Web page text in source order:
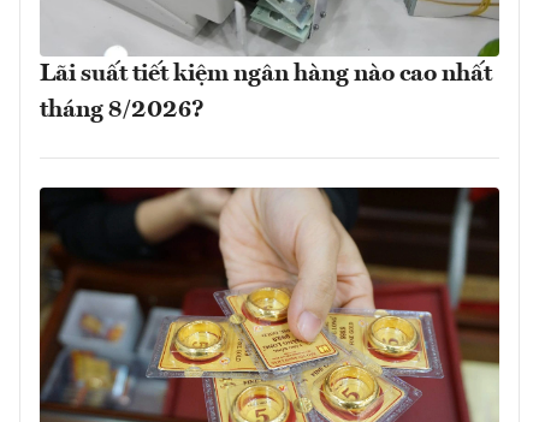
Lãi suất tiết kiệm ngân hàng nào cao nhất
tháng 8/2026?